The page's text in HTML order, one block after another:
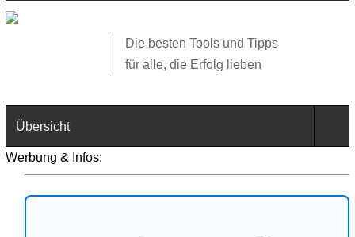
Die besten Tools und Tipps
für alle, die Erfolg lieben
Übersicht
Technik
Werbung & Infos: